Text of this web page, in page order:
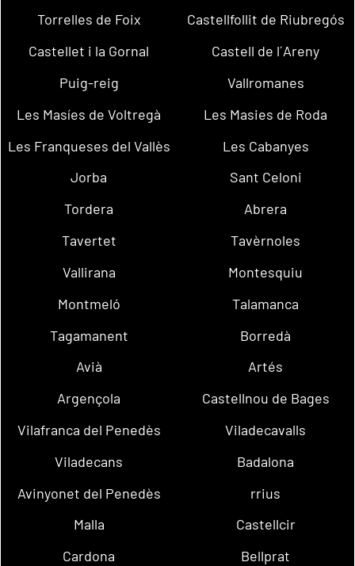
Torrelles de Foix
Castellfollit de Riubregós
Castellet i la Gornal
Castell de l´Areny
Puig-reig
Vallromanes
Les Masíes de Voltregà
Les Masies de Roda
Les Franqueses del Vallès
Les Cabanyes
Jorba
Sant Celoni
Tordera
Abrera
Tavertet
Tavèrnoles
Vallirana
Montesquiu
Montmeló
Talamanca
Tagamanent
Borredà
Avià
Artés
Argençola
Castellnou de Bages
Vilafranca del Penedès
Viladecavalls
Viladecans
Badalona
Avinyonet del Penedès
rrius
Malla
Castellcir
Cardona
Bellprat